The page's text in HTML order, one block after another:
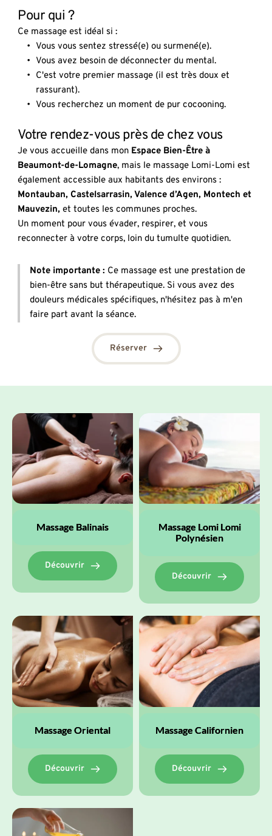
Pour qui ?
Ce massage est idéal si :
Vous vous sentez stressé(e) ou surmené(e).
Vous avez besoin de déconnecter du mental.
C'est votre premier massage (il est très doux et
rassurant).
Vous recherchez un moment de pur cocooning.
Votre rendez-vous près de chez vous
Je vous accueille dans mon Espace Bien-Être à
Beaumont-de-Lomagne, mais le massage Lomi-Lomi est
Montauban, Castelsarrasin, Valence d’Agen, Montech et
Mauvezin, et toutes les communes proches.
Un moment pour vous évader, respirer, et vous
reconnecter à votre corps, loin du tumulte quotidien.
Note importante : Ce massage est une prestation de
bien-être sans but thérapeutique. Si vous avez des
douleurs médicales spécifiques, n'hésitez pas à m'en
faire part avant la séance.
Réserver
Massage Balinais
Découvrir
Massage Lomi Lomi
Polynésien
Découvrir
Massage Oriental
Découvrir
Massage Californien
Découvrir